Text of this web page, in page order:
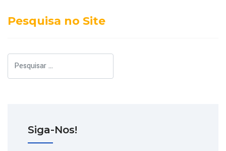
Pesquisa no Site
Siga-Nos!